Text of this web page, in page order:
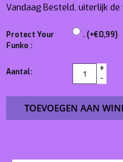
Vandaag Besteld, uiterlijk
Protect Your
Funko :
. (+€0,99)
Aantal:
+
-
TOEVOEGEN AAN